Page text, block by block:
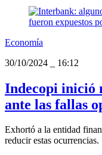
Economía
30/10/2024
16:12
Indecopi inició
ante las fallas
Exhortó a la entidad
reducir estas ocurrencias.